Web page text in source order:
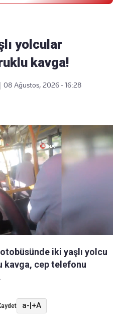
yolcular
kavga!
08 Ağustos, 2026 - 16:28
iki yaşlı yolcu
kavga, cep telefonu
a-|+A